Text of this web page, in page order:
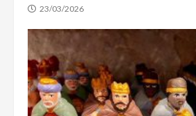
23/03/2026